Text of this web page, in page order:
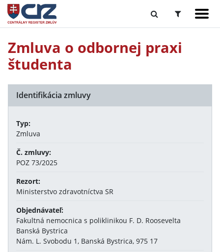
Zmluva o odbornej praxi
študenta
Identifikácia zmluvy
Typ:
Zmluva
Č. zmluvy:
POZ 73/2025
Rezort:
Ministerstvo zdravotníctva SR
Objednávateľ:
Fakultná nemocnica s poliklinikou F. D. Roosevelta
Banská Bystrica
Nám. L. Svobodu 1, Banská Bystrica, 975 17